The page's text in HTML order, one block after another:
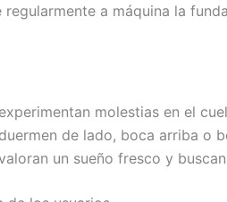
regularmente a máquina la
molestias en el
de lado, boca arriba o
un sueño fresco y